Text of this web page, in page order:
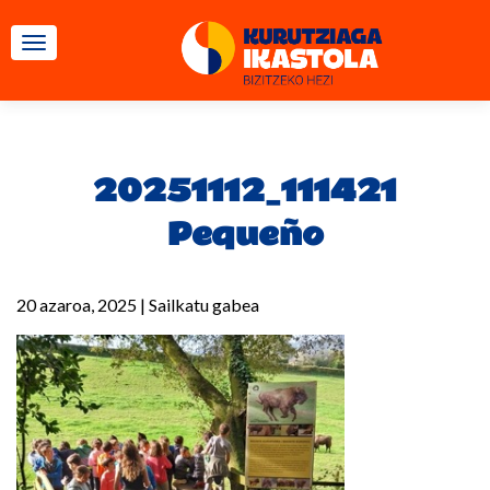
TOGGLE NAVIGATION
20251112_111421
Pequeño
20 azaroa, 2025 | Sailkatu gabea